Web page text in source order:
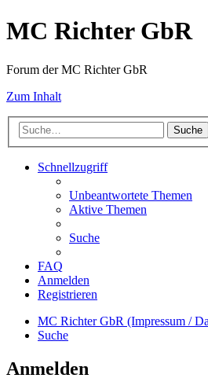
MC Richter GbR
Forum der MC Richter GbR
Zum Inhalt
Suche
Schnellzugriff
Unbeantwortete Themen
Aktive Themen
Suche
FAQ
Anmelden
Registrieren
MC Richter GbR (Impressum /
Suche
Anmelden